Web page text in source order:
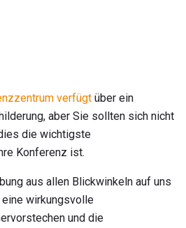
verfügt über ein
aber Sie sollten sich nicht
die wichtigste
Konferenz ist.
aus allen Blickwinkeln auf uns
wirkungsvolle
und die